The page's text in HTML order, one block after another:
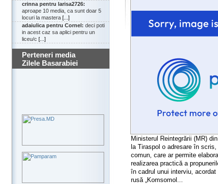
crinna pentru larisa2726:
aproape 10 media, ca sunt doar 5
locuri la mastera [...]
adaiulica pentru Cornel: deci poti
in acest caz sa aplici pentru un
liceu/c [...]
Perteneri media
Zilele Basarabiei
Ministerul Reintegrării (MR)
la Tiraspol o adresare în
comun, care ar permite
realizarea practică a
în cadrul unui interviu,
rusă „Komsomol...